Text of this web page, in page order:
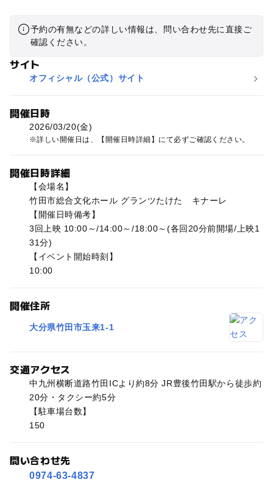
予約の有無などの詳しい情報は、問い合わせ先に直接ご
確認ください。
サイト
オフィシャル（公式）サイト
開催日時
2026/03/20(金)
詳しい開催日は、【開催日時詳細】にて必ずご確認ください。
開催日時詳細
【会場名】
竹田市総合文化ホール グランツたけた キナーレ
【開催日時備考】
3回上映 10:00～/14:00～/18:00～(各回20分前開場/上映1
31分)
【イベント開始時刻】
10:00
開催住所
大分県竹田市玉来1-1
交通アクセス
中九州横断道路竹田ICより約8分 JR豊後竹田駅から徒歩約
20分・タクシー約5分
【駐車場台数】
150
問い合わせ先
0974-63-4837